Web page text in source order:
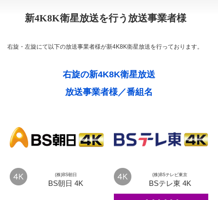
新4K8K衛星放送を行う放送事業者様
右旋・左旋にて以下の放送事業者様が新4K8K衛星放送を行っております。
右旋の新4K8K衛星放送
放送事業者様／番組名
(株)BS朝日
BS朝日 4K
(株)BSテレビ東京
BSテレ東 4K